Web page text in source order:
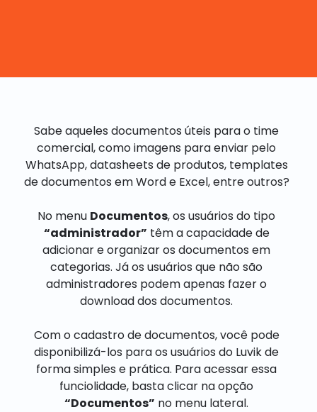
Sabe aqueles documentos úteis para o time
comercial, como imagens para enviar pelo
WhatsApp, datasheets de produtos, templates
de documentos em Word e Excel, entre outros?
No menu Documentos, os usuários do tipo
“administrador” têm a capacidade de
adicionar e organizar os documentos em
categorias. Já os usuários que não são
administradores podem apenas fazer o
download dos documentos.
Com o cadastro de documentos, você pode
disponibilizá-los para os usuários do Luvik de
forma simples e prática. Para acessar essa
funciolidade, basta clicar na opção
“Documentos” no menu lateral.